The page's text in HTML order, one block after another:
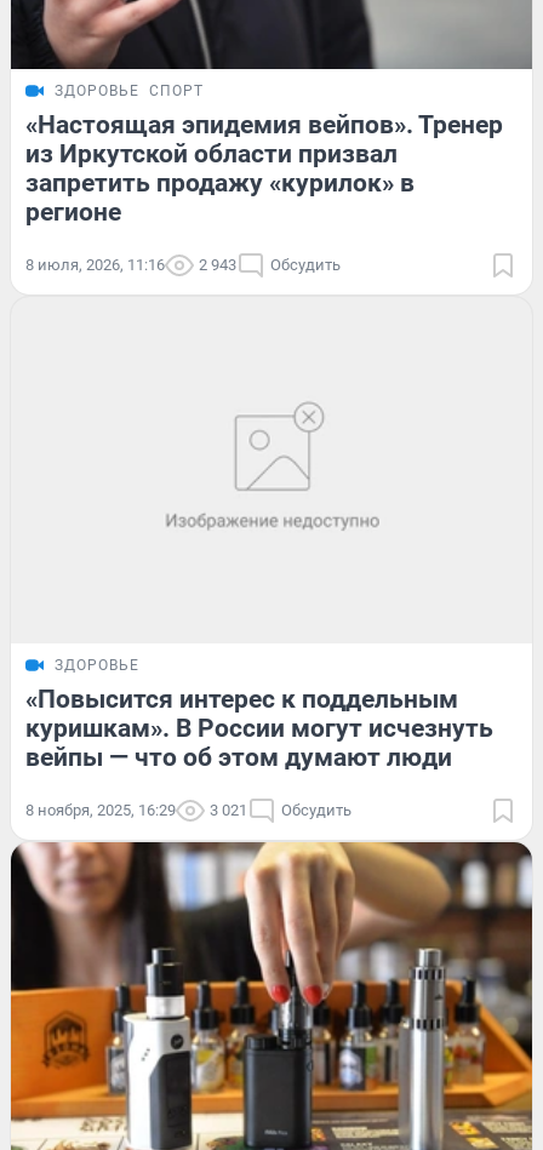
ЗДОРОВЬЕ СПОРТ
«Настоящая эпидемия вейпов». Тренер
из Иркутской области призвал
запретить продажу «курилок» в
регионе
8 июля, 2026, 11:16 2 943 Обсудить
ЗДОРОВЬЕ
«Повысится интерес к поддельным
куришкам». В России могут исчезнуть
вейпы — что об этом думают люди
8 ноября, 2025, 16:29 3 021 Обсудить